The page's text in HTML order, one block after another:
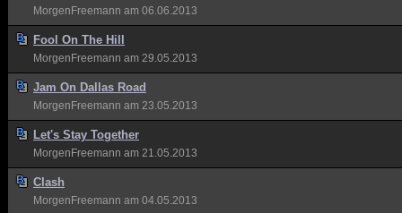
MorgenFreemann am 06.06.2013
Fool On The Hill
MorgenFreemann am 29.05.2013
Jam On Dallas Road
MorgenFreemann am 23.05.2013
Let's Stay Together
MorgenFreemann am 21.05.2013
Clash
MorgenFreemann am 04.05.2013